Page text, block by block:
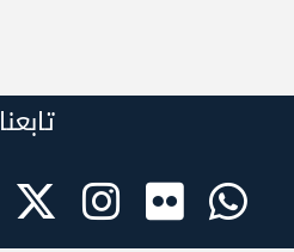
تابعنا